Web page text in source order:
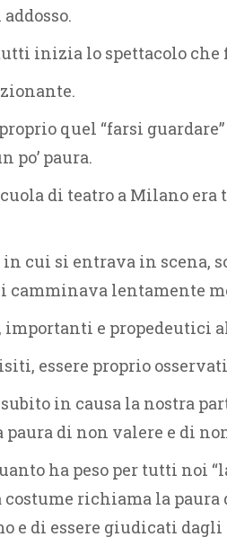
inizia lo spettacolo che
quel “farsi
po’ paura.
di teatro a Milano
cui si entrava in scena,
camminava lentamente
e propedeutici
essere proprio
subito in causa la nostra
di non valere e di
ha peso per tutti noi
richiama la paura
e di essere giudicati